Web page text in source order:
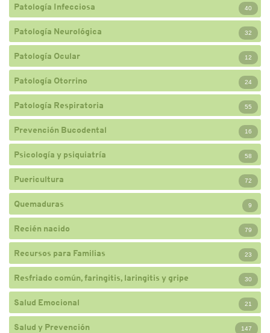
Patología Infecciosa 40
Patología Neurológica 32
Patología Ocular 12
Patología Otorrino 24
Patología Respiratoria 55
Prevención Bucodental 16
Psicología y psiquiatría 58
Puericultura 72
Quemaduras 9
Recién nacido 79
Recursos para Familias 23
Resfriado común, faringitis, laringitis y gripe 30
Salud Emocional 21
Salud y Prevención 147